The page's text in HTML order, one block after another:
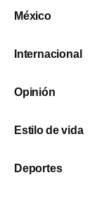
México
Internacional
Opinión
Estilo de vida
Deportes